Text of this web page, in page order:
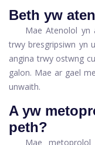
Beth yw
Mae Atenolol yn
trwy bresgripsiwn yn
angina trwy ostwng
galon. Mae ar gael
unwaith.
A yw
peth?
Mae